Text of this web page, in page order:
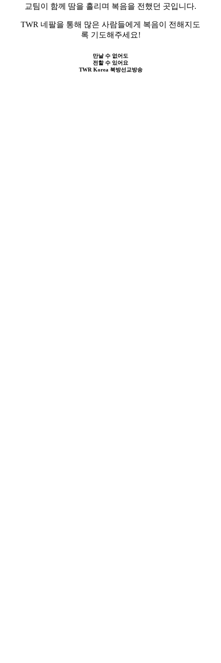
교팀이 함께 땀을 흘리며 복음을 전했던 곳입니다.
TWR 네팔을 통해 많은 사람들에게 복음이 전해지도
록 기도해주세요!
만날 수 없어도
전할 수 있어요
TWR Korea 북방선교방송